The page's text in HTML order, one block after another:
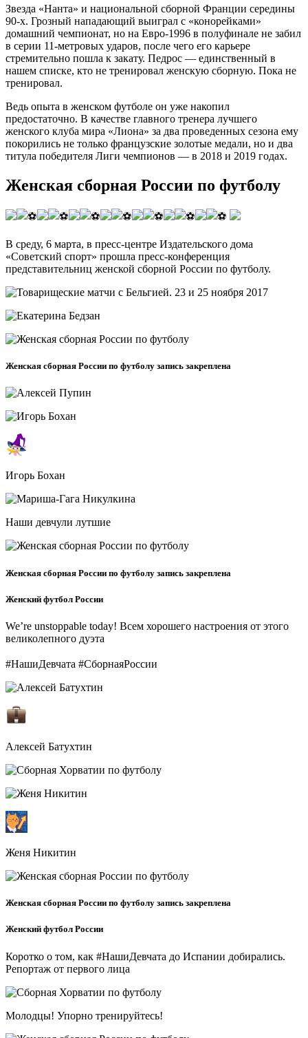
Звезда «Нанта» и национальной сборной Франции середины
90-х. Грозный нападающий выиграл с «конорейками»
домашний чемпионат, но на Евро-1996 в полуфинале не забил
в серии 11-метровых ударов, после чего его карьере
стремительно пошла к закату. Педрос — единственный в
нашем списке, кто не тренировал женскую сборную. Пока не
тренировал.
Ведь опыта в женском футболе он уже накопил
предостаточно. В качестве главного тренера лучшего
женского клуба мира «Лиона» за два проведенных сезона ему
покорились не только французские золотые медали, но и два
титула победителя Лиги чемпионов — в 2018 и 2019 годах.
Женская сборная России по футболу
В среду, 6 марта, в пресс-центре Издательского дома
«Советский спорт» прошла пресс-конференция
представительниц женской сборной России по футболу.
Женская сборная России по футболу запись закреплена
Игорь Бохан
Наши девчули лутшие
Женская сборная России по футболу запись закреплена
Женский футбол России
We’re unstoppable today! Всем хорошего настроения от этого
великолепного дуэта
#НашиДевчата #СборнаяРоссии
Алексей Батухтин
Женя Никитин
Женская сборная России по футболу запись закреплена
Женский футбол России
Коротко о том, как #НашиДевчата до Испании добирались.
Репортаж от первого лица
Молодцы! Упорно тренируйтесь!